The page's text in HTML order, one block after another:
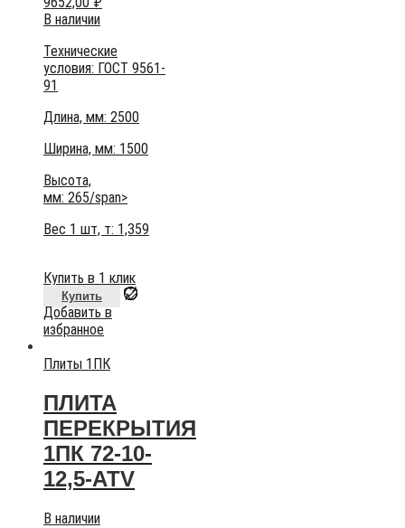
В наличии
Технические
условия: ГОСТ 9561-
91
Длина, мм: 2500
Ширина, мм: 1500
Высота,
мм: 265/span>
Вес 1 шт, т: 1,359
Купить в 1 клик
Купить
Добавить в
избранное
Плиты 1ПК
ПЛИТА
ПЕРЕКРЫТИЯ
1ПК 72-10-
12,5-АТV
В наличии